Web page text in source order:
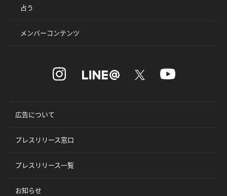
占う
メンバーコンテンツ
広告について
プレスリリース窓口
プレスリリース一覧
お知らせ